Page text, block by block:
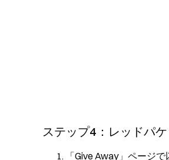
ステップ4：レッドパ
「Give Away」ページ